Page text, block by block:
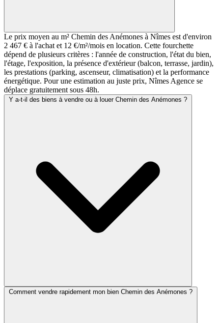
Le prix moyen au m² Chemin des Anémones à Nîmes est d'environ
2 467 € à l'achat et 12 €/m²/mois en location. Cette fourchette
dépend de plusieurs critères : l'année de construction, l'état du bien,
l'étage, l'exposition, la présence d'extérieur (balcon, terrasse, jardin),
les prestations (parking, ascenseur, climatisation) et la performance
énergétique. Pour une estimation au juste prix, Nîmes Agence se
déplace gratuitement sous 48h.
Y a-t-il des biens à vendre ou à louer Chemin des Anémones ?
Comment vendre rapidement mon bien Chemin des Anémones ?